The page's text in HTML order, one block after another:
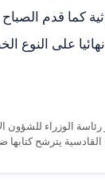
كما قدم
على النوع
الوزراء للشؤون
يترشح كتابها